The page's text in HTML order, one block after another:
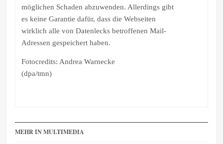
möglichen Schaden abzuwenden. Allerdings gibt
es keine Garantie dafür, dass die Webseiten
wirklich alle von Datenlecks betroffenen Mail-
Adressen gespeichert haben.
Fotocredits: Andrea Warnecke
(dpa/tmn)
MEHR IN MULTIMEDIA